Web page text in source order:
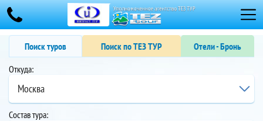
Поиск туров Поиск по ТЕЗ ТУР
Отели - Бронь
Откуда:
Москва
Состав тура: